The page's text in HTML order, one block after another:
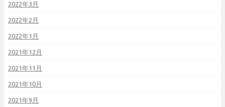
2022年3月
2022年2月
2022年1月
2021年12月
2021年11月
2021年10月
2021年9月